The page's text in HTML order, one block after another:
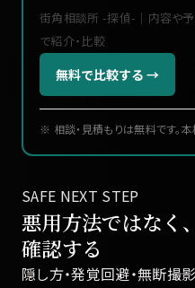
街角相談所 -探偵-｜内容や
で紹介・比較
無料で比較する →
※ 相談・見積もりは無料です。本
SAFE NEXT STEP
悪用方法ではなく
確認する
隠し方・発覚回避・無断撮